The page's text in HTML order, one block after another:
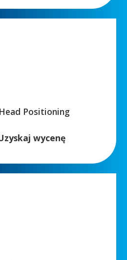
Positioning
wycenę